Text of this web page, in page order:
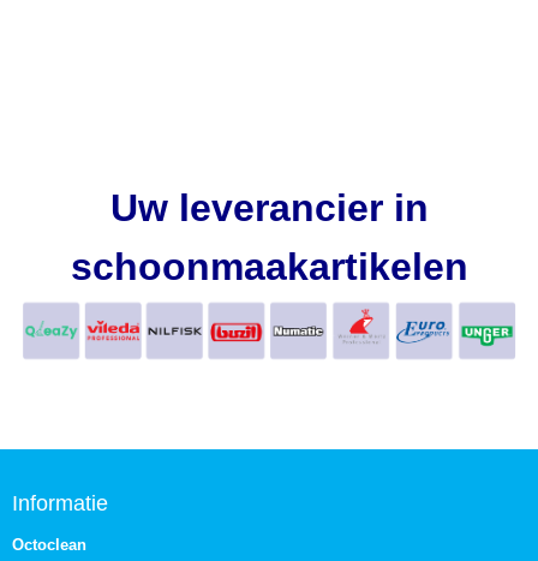
Uw leverancier in
schoonmaakartikelen
Informatie
Octoclean